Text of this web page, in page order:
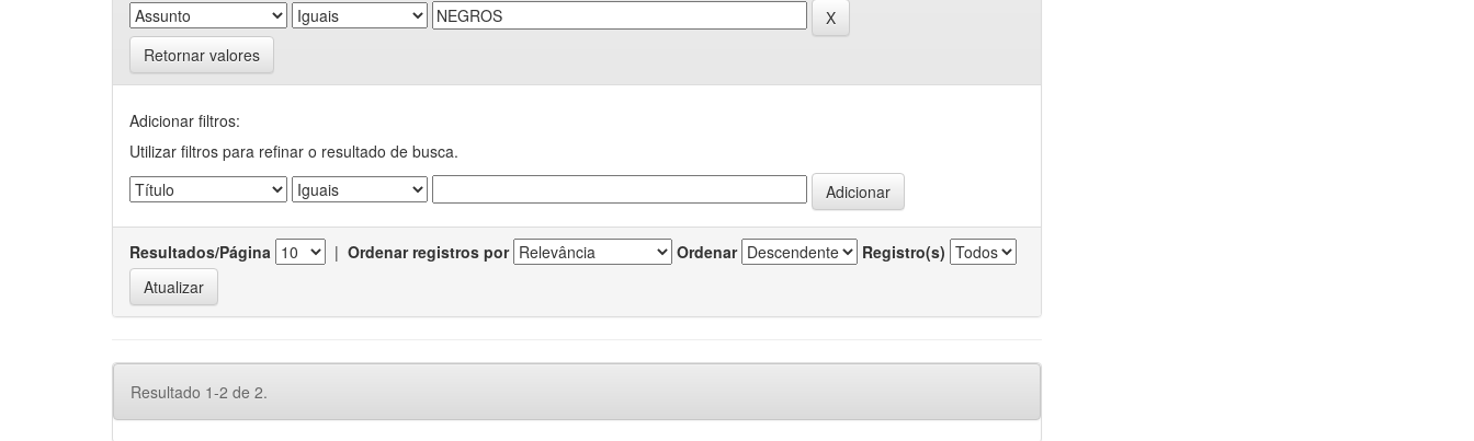
Retornar valores
Adicionar filtros:
Utilizar filtros para refinar o resultado de busca.
Resultados/Página | Ordenar registros por Ordenar Registro(s)
Resultado 1-2 de 2.